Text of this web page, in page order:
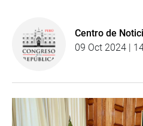
Centro de
09 Oct 2024 |